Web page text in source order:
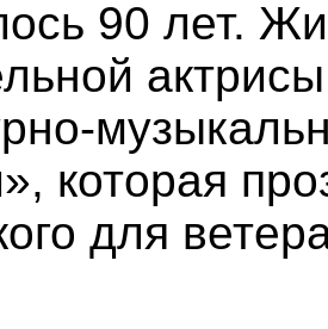
90 лет.
которая
для